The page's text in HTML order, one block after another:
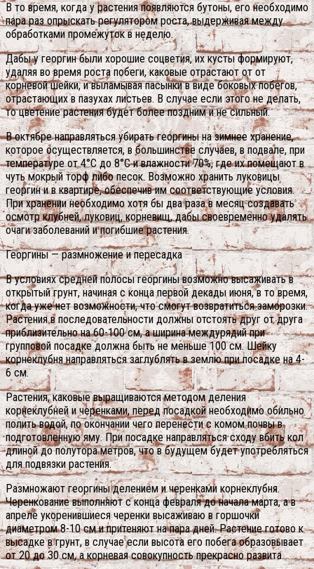
В то время, когда у растения появляются бутоны, его необходимо
пара раз опрыскать регулятором роста, выдерживая между
обработками промежуток в неделю.
Дабы у георгин были хорошие соцветия, их кусты формируют,
удаляя во время роста побеги, каковые отрастают от от
корневой шейки, и выламывая пасынки в виде боковых побегов,
отрастающих в пазухах листьев. В случае если этого не делать,
то цветение растения будет более поздним и не сильный.
В октябре направляться убирать георгины на зимнее хранение,
которое осуществляется, в большинстве случаев, в подвале, при
температуре от 4°С до 8°С и влажности 70%, где их помещают в
чуть мокрый торф либо песок. Возможно хранить луковицы
георгин и в квартире, обеспечив им соответствующие условия.
При хранении необходимо хотя бы два раза в месяц создавать
осмотр клубней, луковиц, корневищ, дабы своевременно удалять
очаги заболеваний и погибшие растения.
Георгины — размножение и пересадка
В условиях средней полосы георгины возможно высаживать в
открытый грунт, начиная с конца первой декады июня, в то время,
когда уже нет возможности, что смогут возвратиться заморозки.
Растения в последовательности должны отстоять друг от друга
приблизительно на 60-100 см, а ширина междурядий при
групповой посадке должна быть не меньше 100 см. Шейку
корнеклубня направляться заглублять в землю при посадке на 4-
6 см.
Растения, каковые выращиваются методом деления
корнеклубней и черенками, перед посадкой необходимо обильно
полить водой, по окончании чего перенести с комом почвы в
подготовленную яму. При посадке направляться сходу вбить кол
длиной до полутора метров, что в будущем будет употребляться
для подвязки растения.
Размножают георгины делением и черенками корнеклубня.
Черенкование выполняют с конца февраля до начала марта, а в
апреле укоренившиеся черенки высаживаю в горшочки
диаметром 8-10 см и притеняют на пара дней. Растение готово к
высадке в грунт, в случае если высота его побега образовывает
от 20 до 30 см, а корневая совокупность прекрасно развита.